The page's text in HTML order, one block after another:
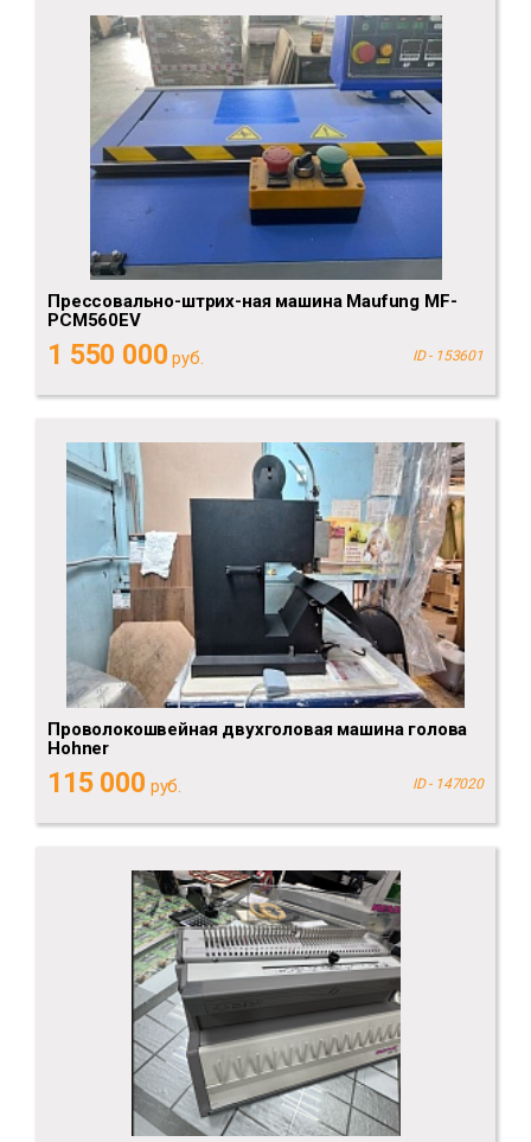
Прессовально-штрих-ная машина Maufung MF-
PCM560EV
1 550 000 руб. ID - 153601
Проволокошвейная двухголовая машина голова
Hohner
115 000 руб. ID - 147020